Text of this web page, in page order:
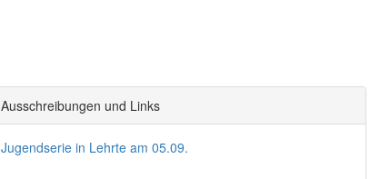
Ausschreibungen und Links
Jugendserie in Lehrte am 05.09.